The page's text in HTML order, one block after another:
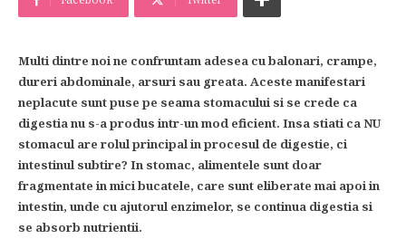
Multi dintre noi ne confruntam adesea cu balonari, crampe,
dureri abdominale, arsuri sau greata. Aceste manifestari
neplacute sunt puse pe seama stomacului si se crede ca
digestia nu s-a produs intr-un mod eficient. Insa stiati ca NU
stomacul are rolul principal in procesul de digestie, ci
intestinul subtire? In stomac, alimentele sunt doar
fragmentate in mici bucatele, care sunt eliberate mai apoi in
intestin, unde cu ajutorul enzimelor, se continua digestia si
se absorb nutrientii.